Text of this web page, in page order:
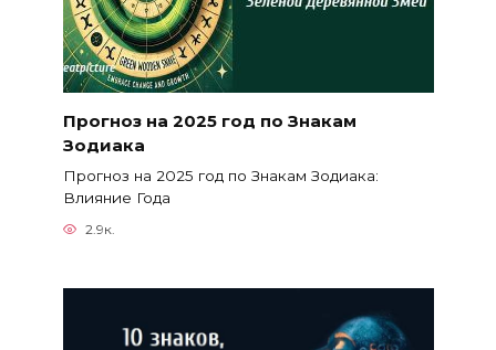
Прогноз на 2025 год по Знакам
Зодиака
Прогноз на 2025 год по Знакам Зодиака:
Влияние Года
2.9к.